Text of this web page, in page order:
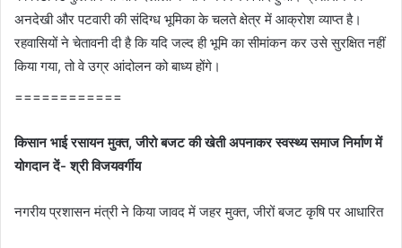
अनदेखी और पटवारी की संदिग्ध भूमिका के चलते क्षेत्र में आक्रोश व्याप्त है।
रहवासियों ने चेतावनी दी है कि यदि जल्द ही भूमि का सीमांकन कर उसे सुरक्षित नहीं
किया गया, तो वे उग्र आंदोलन को बाध्य होंगे।
============
किसान भाई रसायन मुक्‍त, जीरो बजट की खेती अपनाकर स्‍वस्‍थ्‍य समाज निर्माण में
योगदान दें- श्री विजयवर्गीय
नगरीय प्रशासन मंत्री ने किया जावद में जहर मुक्‍त, जीरों बजट कृषि पर आधारित